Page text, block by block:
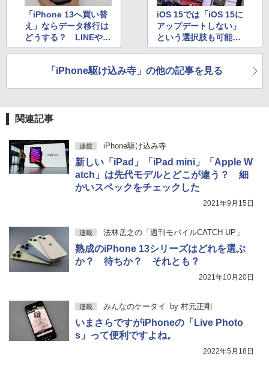
「iPhone 13へ買い替
え」ならデータ移行は
どうする？ LINEやゲ
ームアプリの方法も
iOS 15では「iOS 15に
アップデートしない」
という選択肢も可能に
なる？
「iPhone駆け込み寺」の他の記事を見る
関連記事
連載 iPhone駆け込み寺
新しい「iPad」「iPad mini」「Apple W
atch」は先代モデルとどこが違う？ 細
かいスペックをチェックした
2021年9月15日
連載 法林岳之の「週刊モバイルCATCH UP」
熟成のiPhone 13シリーズはどれを選ぶ
か？ 待ちか？ それとも？
2021年10月20日
連載 みんなのケータイ by 村元正剛
いまさらですがiPhoneの「Live Photo
s」って便利ですよね。
2022年5月18日